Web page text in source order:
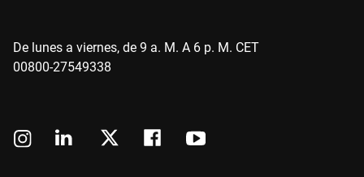
De lunes a viernes, de 9 a. M. A 6 p. M. CET
00800-27549338